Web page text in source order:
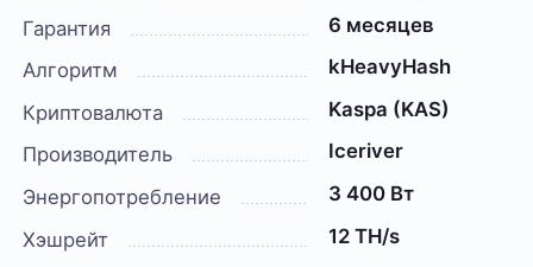
Гарантия
6 месяцев
Алгоритм
kHeavyHash
Криптовалюта
Kaspa (KAS)
Производитель
Iceriver
Энергопотребление
3 400 Вт
Хэшрейт
12 TH/s